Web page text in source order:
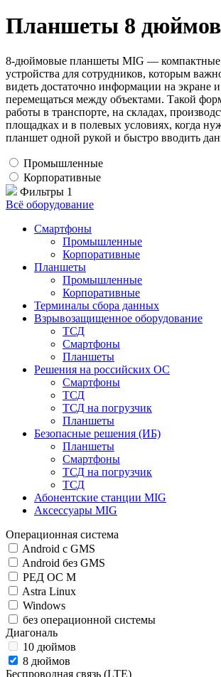
Планшеты 8 дюймов
8‑дюймовые планшеты MIG —
устройства для сотрудников, которым
видеть достаточно информации на экране
перемещаться между объектами. Такой
работы в транспорте, на складах,
площадках и в полевых условиях, когда
планшет одной рукой и быстро вводить
Промышленные
Корпоративные
Фильтры 1
Всё оборудование
Смартфоны
Промышленные
Корпоративные
Планшеты
Промышленные
Корпоративные
Терминалы сбора данных
Взрывозащищенное оборудование
ТСД
Смартфоны
Планшеты
Решения на российских ОС
Смартфоны
ТСД
ТСД на погрузчик
Планшеты
Безопасные решения (ИБ)
Планшеты
Смартфоны
ТСД на погрузчик
ТСД
Абонентские станции MIG
Аксессуары MIG
Операционная система
Android c GMS
Android без GMS
РЕД ОС М
Astra Linux
Windows
без операционной системы
Диагональ
10 дюймов
8 дюймов
Беспроводная связь (LTE)